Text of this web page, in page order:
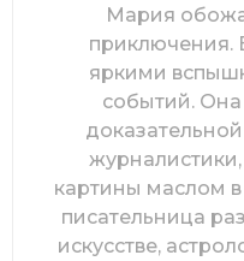
Мария
приключения.
яркими
событий. Она
картины маслом
писательница
искусстве,